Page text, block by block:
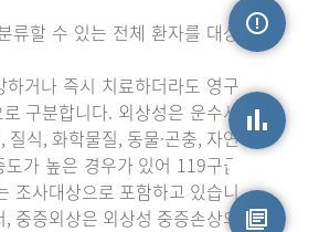
류할 수 있는 전체 환자를 대상
거나 즉시 치료하더라도 영구
구분합니다. 외상성은 운수사
식, 화학물질, 동물·곤충, 자연
가 높은 경우가 있어 119구급
조사대상으로 포함하고 있습니
증외상은 외상성 중증손상의
손상통계